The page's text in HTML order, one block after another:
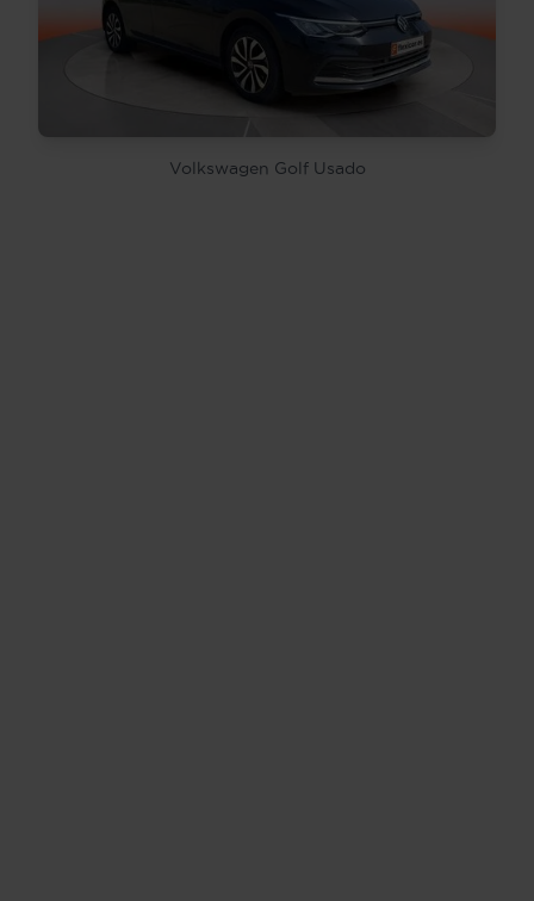
Volkswagen Golf Usado